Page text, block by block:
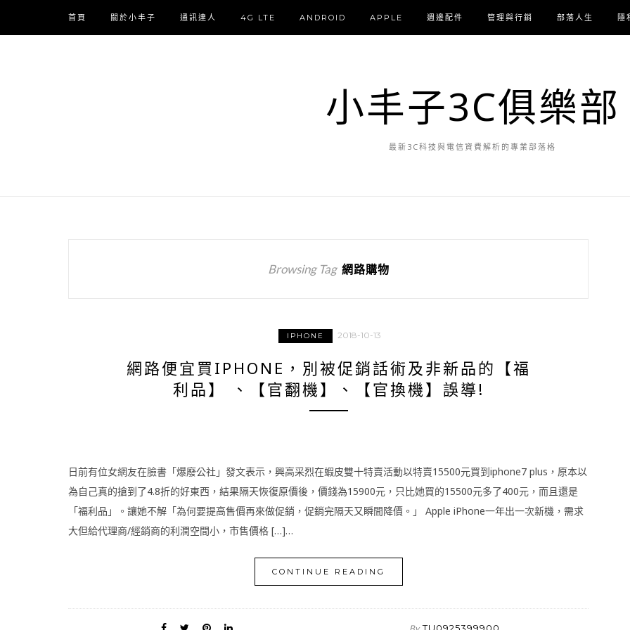
首頁 關於小丰子 通訊達人 4G LTE ANDROID APPLE 週邊配件 管理與行銷 部落人生 隱
小丰子3C俱樂部
最新3C科技與電信資費解析的專業部落格
Browsing Tag 網路購物
IPHONE 2018-10-13
網路便宜買IPHONE，別被促銷話術及非新品的【福
利品】 、【官翻機】、【官換機】誤導!
日前有位女網友在臉書「爆廢公社」發文表示，興高采烈在蝦皮雙十特賣活動以特賣15500元買到iphone7 plus，原本以
為自己真的搶到了4.8折的好東西，結果隔天恢復原價後，價錢為15900元，只比她買的15500元多了400元，而且還是
「福利品」。讓她不解「為何要提高售價再來做促銷，促銷完隔天又瞬間降價。」 Apple iPhone一年出一次新機，需求
大但給代理商/經銷商的利潤空間小，市售價格 […]…
CONTINUE READING